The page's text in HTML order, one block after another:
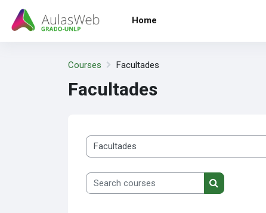
Skip to main content
Home
Courses Facultades
Facultades
Course categories
Search courses
Search